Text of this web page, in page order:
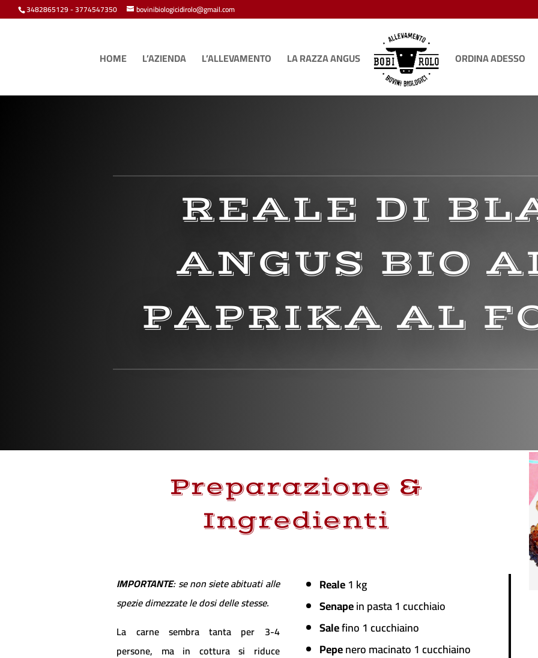
3482865129 - 3774547350 bovinibiologicidirolo@gmail.com
HOME L’AZIENDA L’ALLEVAMENTO LA RAZZA ANGUS ORDINA ADESSO
REALE DI
ANGUS BIO
PAPRIKA AL
Preparazione &
Ingredienti
IMPORTANTE: se non siete abituati alle
spezie dimezzate le dosi delle stesse.
La carne sembra tanta per 3-4
persone, ma in cottura si riduce
Reale1 kg
Senapein pasta 1 cucchiaio
Salefino 1 cucchiaino
Pepenero macinato 1 cucchiaino